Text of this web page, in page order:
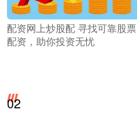
配资网上炒股配 寻找可靠股票
配资，助你投资无忧
02